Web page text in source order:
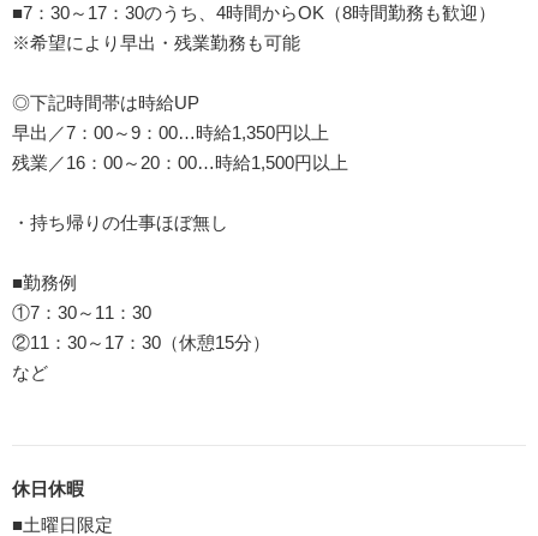
■7：30～17：30のうち、4時間からOK（8時間勤務も歓迎）
※希望により早出・残業勤務も可能
◎下記時間帯は時給UP
早出／7：00～9：00…時給1,350円以上
残業／16：00～20：00…時給1,500円以上
・持ち帰りの仕事ほぼ無し
■勤務例
①7：30～11：30
②11：30～17：30（休憩15分）
など
休日休暇
■土曜日限定